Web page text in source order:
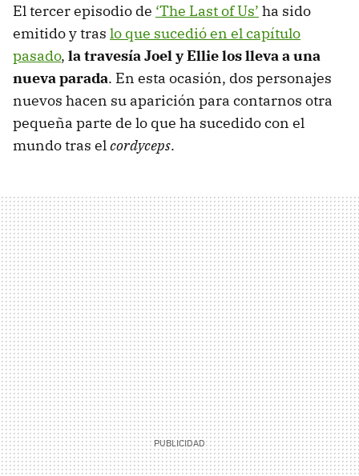
El tercer episodio de ‘The Last of Us’ ha sido
emitido y tras lo que sucedió en el capítulo
pasado, la travesía Joel y Ellie los lleva a una
nueva parada. En esta ocasión, dos personajes
nuevos hacen su aparición para contarnos otra
pequeña parte de lo que ha sucedido con el
mundo tras elcordyceps.